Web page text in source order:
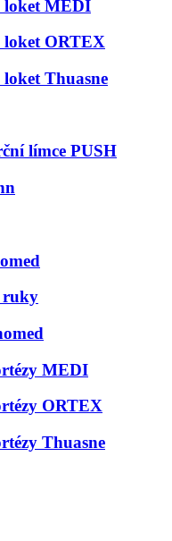
loket MEDI
loket ORTEX
Thuasne
límce PUSH
ruky
MEDI
ORTEX
Thuasne